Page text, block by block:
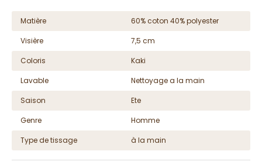
Matière
60% coton 40% polyester
Visière
7,5 cm
Coloris
Kaki
Lavable
Nettoyage a la main
Saison
Ete
Genre
Homme
Type de tissage
à la main